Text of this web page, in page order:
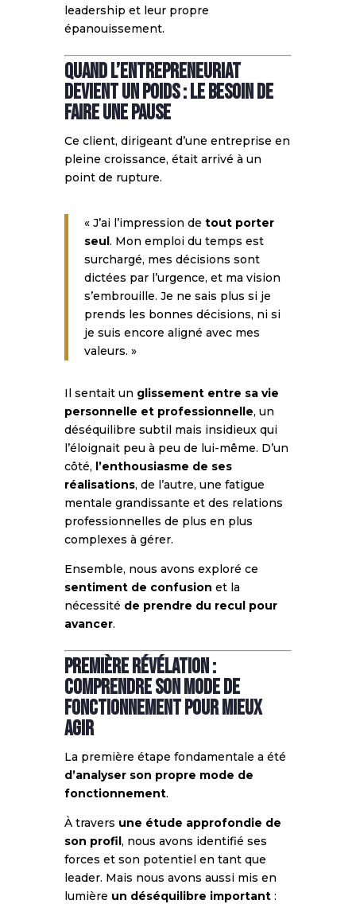
leadership et leur propre
épanouissement.
Quand l’entrepreneuriat
devient un poids : le besoin de
faire une pause
Ce client, dirigeant d’une entreprise en
pleine croissance, était arrivé à un
point de rupture.
« J’ai l’impression de tout porter
seul. Mon emploi du temps est
surchargé, mes décisions sont
dictées par l’urgence, et ma vision
s’embrouille. Je ne sais plus si je
prends les bonnes décisions, ni si
je suis encore aligné avec mes
valeurs. »
Il sentait un glissement entre sa vie
personnelle et professionnelle, un
déséquilibre subtil mais insidieux qui
l’éloignait peu à peu de lui-même. D’un
côté, l’enthousiasme de ses
réalisations, de l’autre, une fatigue
mentale grandissante et des relations
professionnelles de plus en plus
complexes à gérer.
Ensemble, nous avons exploré ce
sentiment de confusion et la
nécessité de prendre du recul pour
avancer.
Première révélation :
comprendre son mode de
fonctionnement pour mieux
agir
La première étape fondamentale a été
d’analyser son propre mode de
fonctionnement.
À travers une étude approfondie de
son profil, nous avons identifié ses
forces et son potentiel en tant que
leader. Mais nous avons aussi mis en
lumière un déséquilibre important: